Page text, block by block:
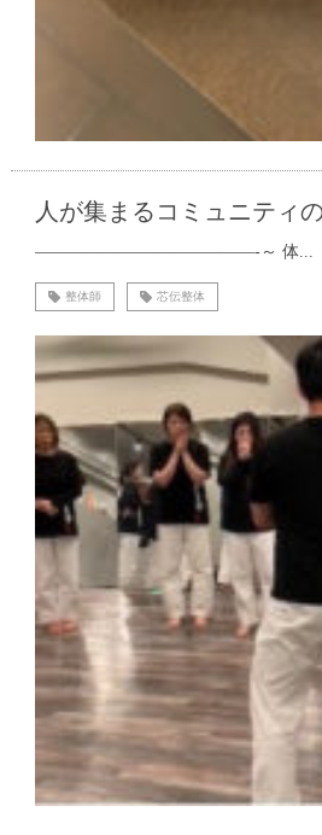
人が集まるコミュニティ
—————————————-～ 体...
整体師 芯伝整体